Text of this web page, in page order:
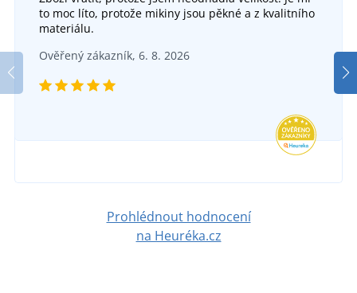
to moc líto, protože mikiny jsou pěkné a z kvalitního
materiálu.
Ověřený zákazník, 6. 8. 2026
Prohlédnout hodnocení
na Heuréka.cz